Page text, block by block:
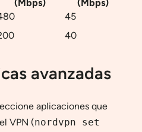
(Mbps)
(Mbps)
45
40
avanzadas
aplicaciones que
VPN (nordvpn set